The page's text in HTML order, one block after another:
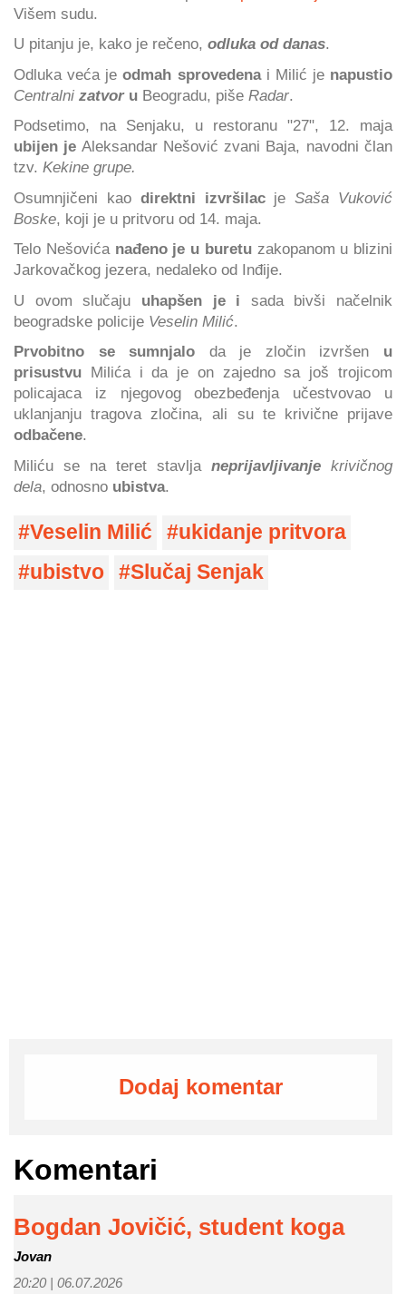
Višem sudu.
U pitanju je, kako je rečeno, odluka od danas.
Odluka veća jeodmah sprovedenai Milić je napustio
Centralni zatvoru Beogradu, piše Radar.
Podsetimo, na Senjaku, u restoranu "27", 12. maja
ubijen je Aleksandar Nešović zvani Baja, navodni član
tzv. Kekine grupe.
Osumnjičeni kao direktni izvršilacjeSaša Vuković
Boske, koji je u pritvoru od 14. maja.
Telo Nešovićanađeno je u buretuzakopanom u blizini
Jarkovačkog jezera, nedaleko od Inđije.
U ovom slučaju uhapšen je i sada bivši načelnik
beogradske policije Veselin Milić.
Prvobitno se sumnjalo da je zločin izvršen u
prisustvu Milića i da je on zajedno sa još trojicom
policajaca iz njegovog obezbeđenja učestvovao u
uklanjanju tragova zločina, ali su te krivične prijave
odbačene.
Miliću se na teret stavlja neprijavljivanje krivičnog
dela, odnosno ubistva.
Veselin Milić
ukidanje pritvora
ubistvo
Slučaj Senjak
Dodaj komentar
Komentari
Bogdan Jovičić, student koga
Jovan
20:20 | 06.07.2026